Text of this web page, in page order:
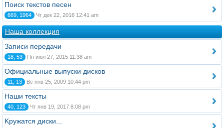
Поиск текстов песен
669, 1964 Чт дек 22, 2016 12:41 am
Наша коллекция
Записи передачи
18, 53 Пн июл 27, 2015 11:38 am
Официальные выпуски дисков
11, 13 Вс янв 25, 2009 10:44 pm
Наши тексты
40, 123 Чт янв 19, 2017 8:08 pm
Kружатся диски...